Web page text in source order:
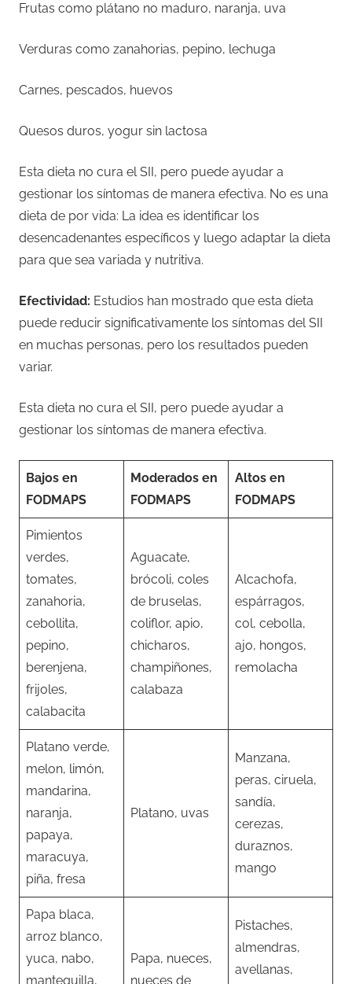
Frutas como plátano no maduro, naranja, uva
Verduras como zanahorias, pepino, lechuga
Carnes, pescados, huevos
Quesos duros, yogur sin lactosa
Esta dieta no cura el SII, pero puede ayudar a
gestionar los síntomas de manera efectiva. No es una
dieta de por vida: La idea es identificar los
desencadenantes específicos y luego adaptar la dieta
para que sea variada y nutritiva.
Efectividad: Estudios han mostrado que esta dieta
puede reducir significativamente los síntomas del SII
en muchas personas, pero los resultados pueden
variar.
Esta dieta no cura el SII, pero puede ayudar a
gestionar los síntomas de manera efectiva.
Bajos en
FODMAPS
Moderados en
FODMAPS
Altos en
FODMAPS
Pimientos
verdes,
tomates,
zanahoria,
cebollita,
pepino,
berenjena,
frijoles,
calabacita
Aguacate,
brócoli, coles
de bruselas,
coliflor, apio,
chicharos,
champiñones,
calabaza
Alcachofa,
espárragos,
col, cebolla,
ajo, hongos,
remolacha
Platano verde,
melon, limón,
mandarina,
naranja,
papaya,
maracuya,
piña, fresa
Platano, uvas
Manzana,
peras, ciruela,
sandía,
cerezas,
duraznos,
mango
Papa blaca,
arroz blanco,
yuca, nabo,
mantequilla,
Papa, nueces,
nueces de
Pistaches,
almendras,
avellanas,